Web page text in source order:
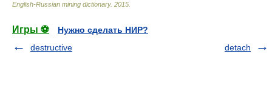
English-Russian mining dictionary. 2015
Игры ⚽
Нужно сделать НИР?
destructive
detach